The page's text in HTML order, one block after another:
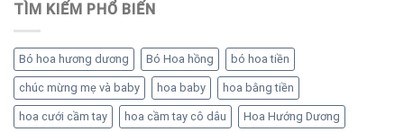
TÌM KIẾM PHỔ BIẾN
Bó hoa hương dương Bó Hoa hồng bó hoa tiền
chúc mừng mẹ và baby hoa baby hoa bằng tiền
hoa cưới cầm tay hoa cầm tay cô dâu Hoa Hướng Dương